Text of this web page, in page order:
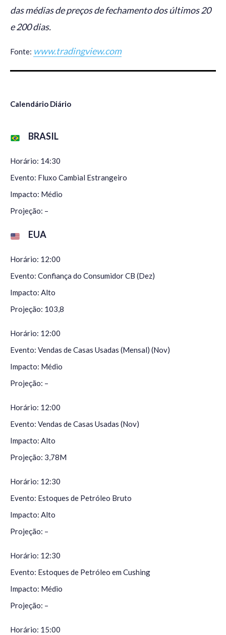
das médias de preços de fechamento dos últimos 20
e 200 dias.
Fonte: www.tradingview.com
Calendário Diário
BRASIL
Horário: 14:30
Evento: Fluxo Cambial Estrangeiro
Impacto: Médio
Projeção: –
EUA
Horário: 12:00
Evento: Confiança do Consumidor CB (Dez)
Impacto: Alto
Projeção: 103,8
Horário: 12:00
Evento: Vendas de Casas Usadas (Mensal) (Nov)
Impacto: Médio
Projeção: –
Horário: 12:00
Evento: Vendas de Casas Usadas (Nov)
Impacto: Alto
Projeção: 3,78M
Horário: 12:30
Evento: Estoques de Petróleo Bruto
Impacto: Alto
Projeção: –
Horário: 12:30
Evento: Estoques de Petróleo em Cushing
Impacto: Médio
Projeção: –
Horário: 15:00